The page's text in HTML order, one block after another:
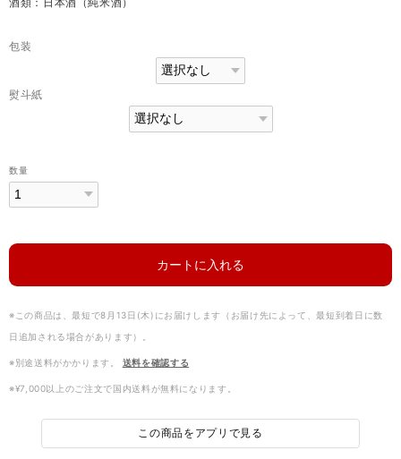
包装
熨斗紙
数量
カートに入れる
※この商品は、最短で8月13日(木)にお届けします（お届け先によって、最短到着日に数
日追加される場合があります）。
※別途送料がかかります。 送料を確認する
※¥7,000以上のご注文で国内送料が無料になります。
この商品をアプリで見る